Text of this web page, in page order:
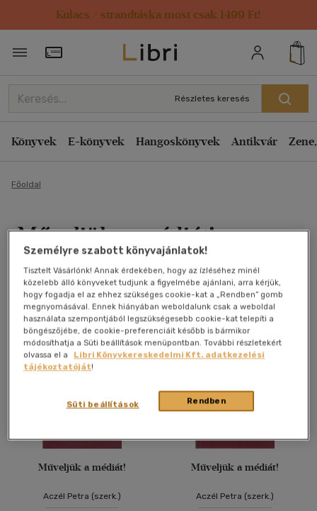
Kulacs / strandtáska most csak 1499 Ft!
Törzsvásárlói Kártya adatai
Részletes keresés
Könyvek E-könyvek Hangoskönyvek Antikvár
Főoldal
Műveljük a médiát!
Antikvár könyv (3db)
Műveljük a médiát!
Aczél Petra (szerk.)
Műveljük a médiát!
Aczél Petra (szerk.)
Személyre szabott könyvajánlatok!
Tisztelt Vásárlónk! Annak érdekében, hogy az ízléséhez minél
közelebb álló könyveket tudjunk a figyelmébe ajánlani, arra kérjük,
hogy fogadja el az ehhez szükséges cookie-kat a „Rendben” gomb
megnyomásával. Ennek hiányában weboldalunk csak a weboldal
használata szempontjából legszükségesebb cookie-kat telepíti a
böngészőjébe, de cookie-preferenciáit később is bármikor
módosíthatja a Süti beállítások menüpontban. További részletekért
olvassa el a
Libri Könyvkereskedelmi Kft. adatkezelési
tájékoztatóját!
Rendben
Süti beállítások